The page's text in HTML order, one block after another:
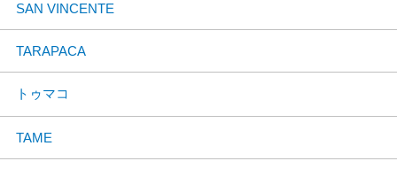
SAN VINCENTE
TARAPACA
トゥマコ
TAME